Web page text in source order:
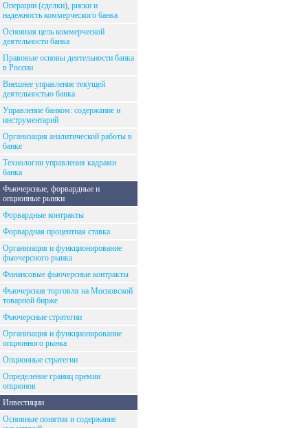
Операции (сделки), риски и
надежность коммерческого банка
Основная цель коммерческой
деятельности банка
Правовые основы деятельности банка
в России
Внешнее управление текущей
деятельностью банка
Управление банком: содержание и
инструментарий
Организация аналитической работы в
банке
Технологии управления кадрами
банка
Фьючерсные, форвардные и
опционные рынки
Форвардные контракты
Форвардная процентная ставка
Организация и функционирование
фьючерсного рынка
Финансовые фьючерсные контракты
Фьючерсная торговля на Московской
товарной бирже
Фьючерсные стратегии
Организация и функционирование
опционного рынка
Опционные стратегии
Определение границ премии
опционов
Инвестиции
Основные понятия и содержание